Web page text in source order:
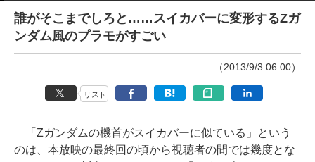
誰がそこまでしろと……スイカバーに変形するZガ
ンダム風のプラモがすごい
（2013/9/3 06:00）
リスト
「Zガンダムの機首がスイカバーに似ている」という
のは、本放映の最終回の頃から視聴者の間では幾度とな